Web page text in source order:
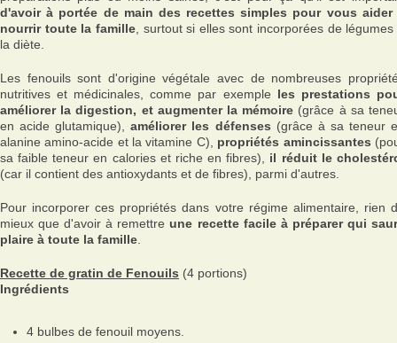
d'avoir à portée de main des recettes simples pour vous aider
nourrir toute la famille, surtout si elles sont incorporées de légumes
la diète.
Les fenouils sont d'origine végétale avec de nombreuses
nutritives et médicinales, comme par exemple les prestations
améliorer la digestion, et augmenter la mémoire (grâce à sa
en acide glutamique),améliorer les défenses (grâce à sa teneur
alanine amino-acide et la vitamine C), propriétés amincissantes
sa faible teneur en calories et riche en fibres), il réduit le
(car il contient des antioxydants et de fibres), parmi d'autres.
Pour incorporer ces propriétés dans votre régime alimentaire, rien
mieux que d'avoir à remettre une recette facile à préparer qui
plaire à toute la famille
Recette de gratin de Fenouils (4 portions)
Ingrédients
4 bulbes de fenouil moyens.